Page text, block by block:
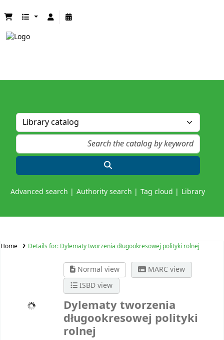
Advanced search Authority search Tag cloud Library
Home Details for: Dylematy tworzenia długookresowej polityki rolnej
Normal view
MARC view
ISBD view
Dylematy tworzenia
długookresowej polityki
rolnej